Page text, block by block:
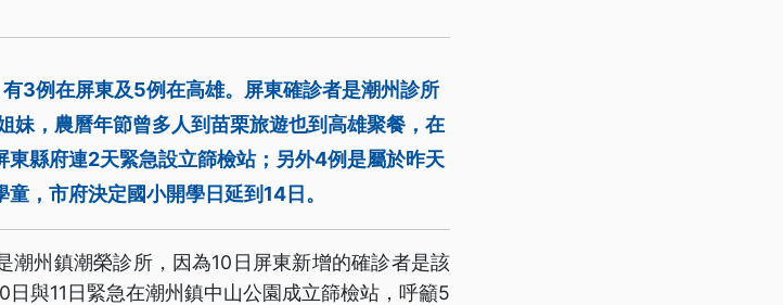
3例在屏東及5例在高雄。屏東確診者是潮州診所
妹，農曆年節曾多人到苗栗旅遊也到高雄聚餐，在
縣府連2天緊急設立篩檢站；另外4例是屬於昨天
，市府決定國小開學日延到14日。
潮州鎮潮榮診所，因為10日屏東新增的確診者是該
與11日緊急在潮州鎮中山公園成立篩檢站，呼籲5